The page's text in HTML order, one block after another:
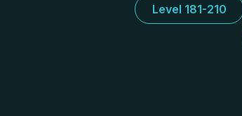
Level 181-210